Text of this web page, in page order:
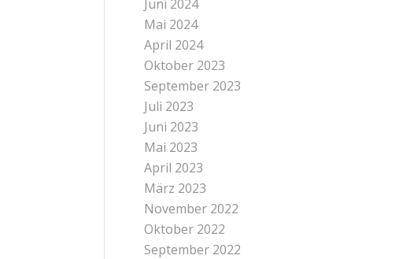
Juni 2024
Mai 2024
April 2024
Oktober 2023
September 2023
Juli 2023
Juni 2023
Mai 2023
April 2023
März 2023
November 2022
Oktober 2022
September 2022